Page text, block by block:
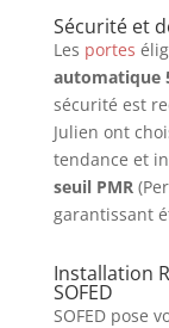
Sécurité et
Les portes
automatique
sécurité est
Julien ont
tendance et
seuil PMR
garantissant
Installation
SOFED
SOFED pose